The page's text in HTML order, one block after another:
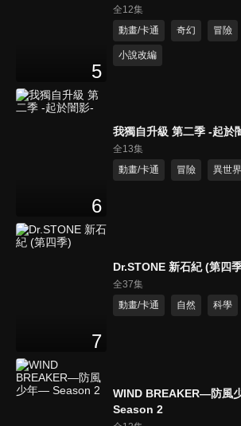
5
全12集
動畫/卡通
奇幻 冒險
小說改編
6
我獨自升級 第二季 -起於
全13集
動畫/卡通
冒險 異世界
7
Dr.STONE 新石紀 (第四
全37集
動畫/卡通
自然 科學
WIND BREAKER—防風
Season 2